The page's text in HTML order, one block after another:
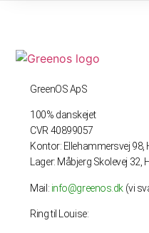
GreenOS ApS
100% danskejet
CVR 40899057
Kontor: Ellehammersvej 98,
Lager: Måbjerg Skolevej 32,
Mail: info@greenos.dk (vi
Ring til Louise: